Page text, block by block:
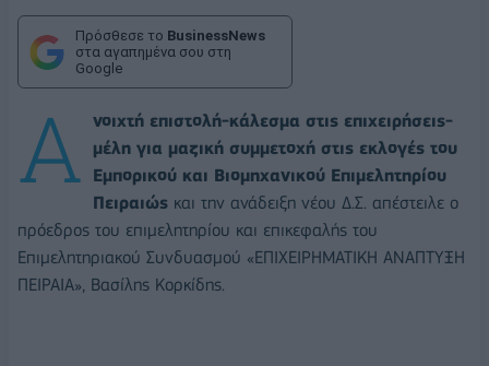
Πρόσθεσε το BusinessNews
στα αγαπημένα σου στη
Google
Α νοιχτή επιστολή-κάλεσμα στις επιχειρήσεις-
μέλη για μαζική συμμετοχή στις εκλογές του
Εμπορικού και Βιομηχανικού Επιμελητηρίου
Πειραιώς και την ανάδειξη νέου Δ.Σ. απέστειλε ο
πρόεδρος του επιμελητηρίου και επικεφαλής του
Επιμελητηριακού Συνδυασμού «ΕΠΙΧΕΙΡΗΜΑΤΙΚΗ ΑΝΑΠΤΥΞΗ
ΠΕΙΡΑΙΑ», Βασίλης Κορκίδης.